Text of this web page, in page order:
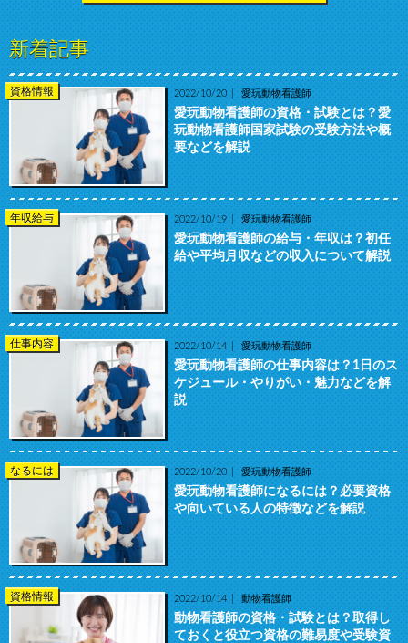
新着記事
資格情報 2022/10/20 愛玩動物看護師
愛玩動物看護師の資格・試験とは？愛
玩動物看護師国家試験の受験方法や概
要などを解説
年収給与 2022/10/19 愛玩動物看護師
愛玩動物看護師の給与・年収は？初任
給や平均月収などの収入について解説
仕事内容 2022/10/14 愛玩動物看護師
愛玩動物看護師の仕事内容は？1日のス
ケジュール・やりがい・魅力などを解
説
なるには 2022/10/20 愛玩動物看護師
愛玩動物看護師になるには？必要資格
や向いている人の特徴などを解説
資格情報 2022/10/14 動物看護師
動物看護師の資格・試験とは？取得し
ておくと役立つ資格の難易度や受験資